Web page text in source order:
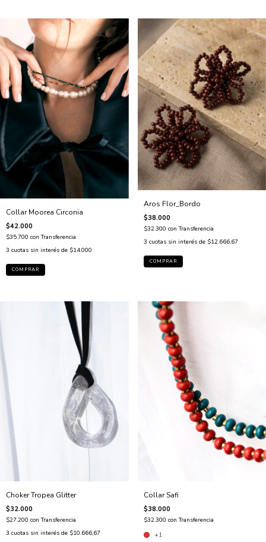
Collar Moorea Circonia
$42.000
$35.700 con Transferencia
3 cuotas sin interés de $14.000
Aros Flor_Bordo
$38.000
$32.300 con Transferencia
3 cuotas sin interés de $12.666,67
Choker Tropea Glitter
$32.000
$27.200 con Transferencia
3 cuotas sin interés de $10.666,67
Collar Safi
$38.000
$32.300 con Transferencia
+1